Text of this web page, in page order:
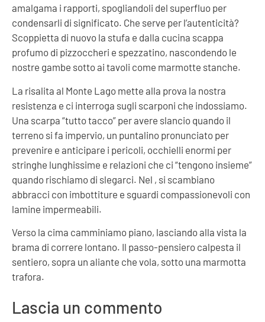
amalgama i rapporti, spogliandoli del superfluo per
condensarli di significato. Che serve per l’autenticità?
Scoppietta di nuovo la stufa e dalla cucina scappa
profumo di pizzoccheri e spezzatino, nascondendo le
nostre gambe sotto ai tavoli come marmotte stanche.
La risalita al Monte Lago mette alla prova la nostra
resistenza e ci interroga sugli scarponi che indossiamo.
Una scarpa “tutto tacco” per avere slancio quando il
terreno si fa impervio, un puntalino pronunciato per
prevenire e anticipare i pericoli, occhielli enormi per
stringhe lunghissime e relazioni che ci “tengono insieme”
quando rischiamo di slegarci. Nel , si scambiano
abbracci con imbottiture e sguardi compassionevoli con
lamine impermeabili.
Verso la cima camminiamo piano, lasciando alla vista la
brama di correre lontano. Il passo-pensiero calpesta il
sentiero, sopra un aliante che vola, sotto una marmotta
trafora.
Lascia un commento